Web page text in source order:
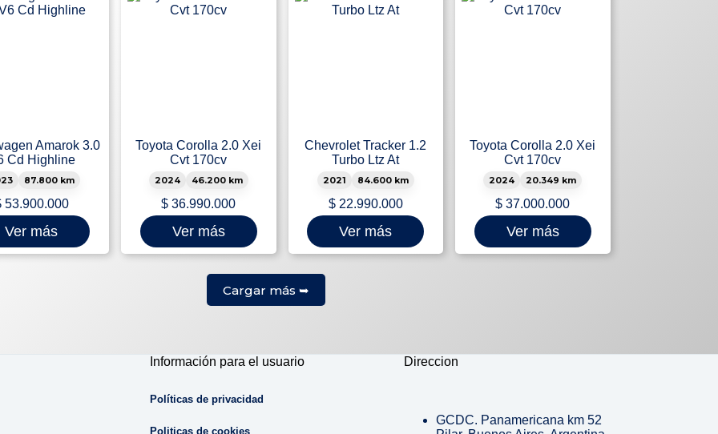
Amarok 3.0
Cd Highline
87.800 km
53.900.000
Ver más
Toyota Corolla 2.0 Xei
Cvt 170cv
2024 46.200 km
$ 36.990.000
Ver más
Chevrolet Tracker 1.2
Turbo Ltz At
2021 84.600 km
$22.990.000
Ver más
Toyota Corolla 2.0 Xei
Cvt 170cv
2024 20.349 km
$ 37.000.000
Ver más
Cargar más ➥
Información para el usuario
Políticas de privacidad
Politicas de cookies
Direccion
GCDC. Panamericana km 52